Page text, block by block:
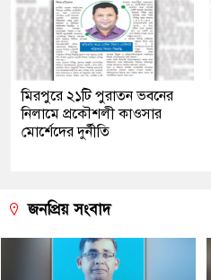
মিরপুরে ২১টি পুরাতন ভবনের
নিলামে প্রকৌশলী কাওসার
মোর্শেদের দুর্নীতি
জনপ্রিয় সংবাদ